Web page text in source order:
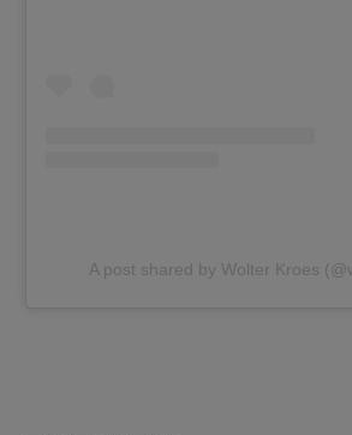
A post shared by Wolter Kroes